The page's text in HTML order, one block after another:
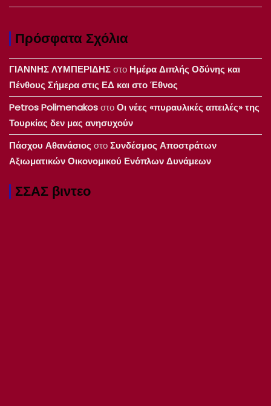
Πρόσφατα Σχόλια
ΓΙΑΝΝΗΣ ΛΥΜΠΕΡΙΔΗΣστο Ημέρα Διπλής Οδύνης και
Πένθους Σήμερα στις ΕΔ και στο Έθνος
Petros PolimenakosστοΟι νέες «πυραυλικές απειλές» της
Τουρκίας δεν μας ανησυχούν
Πάσχου Αθανάσιος στοΣυνδέσμος Αποστράτων
Αξιωματικών Οικονομικού Ενόπλων Δυνάμεων
ΣΣΑΣ βιντεο